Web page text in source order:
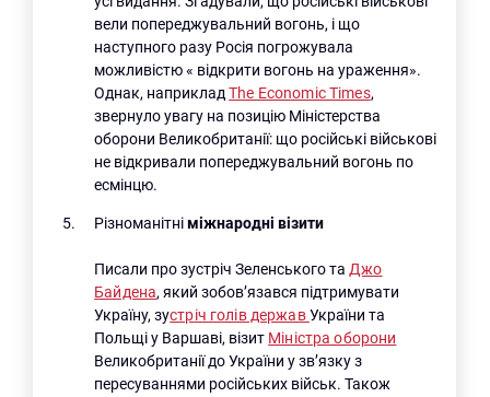
вели попереджувальний вогонь, і що
наступного разу Росія погрожувала
можливістю « відкрити вогонь на ураження».
Однак, наприкладThe Economic Times,
звернуло увагу на позицію Міністерства
оборони Великобританії: що російські військові
не відкривали попереджувальний вогонь по
есмінцю.
Різноманітніміжнародні візити
Писали про зустріч Зеленського та Джо
Байдена, який зобов’язався підтримувати
Україну, зустріч голів державУкраїни та
Польщі у Варшаві, візит Міністра оборони
Великобританії до України у зв’язку з
пересуваннями російських військ. Також